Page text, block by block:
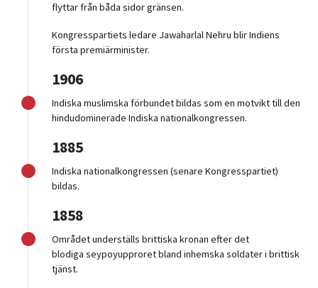
flyttar från båda sidor gränsen.
Kongresspartiets ledare Jawaharlal Nehru blir Indiens
första premiärminister.
1906
Indiska muslimska förbundet bildas som en motvikt till den
hindudominerade Indiska nationalkongressen.
1885
Indiskanationalkongressen (senare Kongresspartiet)
bildas.
1858
Områdetunderställs brittiska kronan efterdet
blodigaseypoyupproretbland inhemskasoldater i brittisk
tjänst.